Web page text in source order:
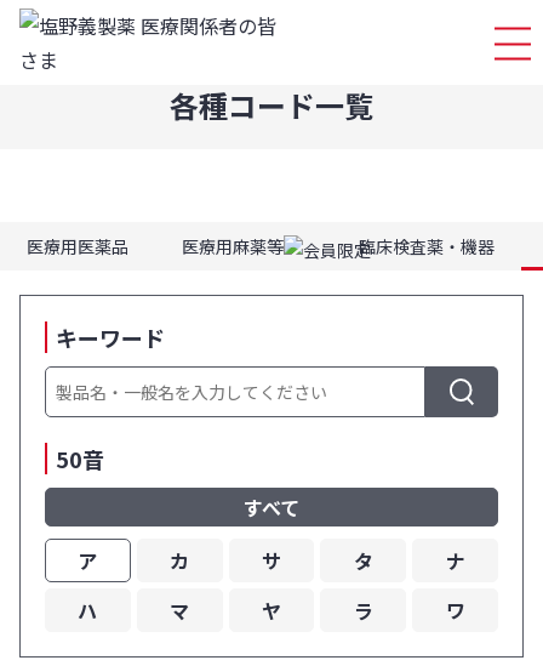
ログ
各種コード一覧
医療用医薬品 医療用麻薬等 臨床検査薬・機器
キーワード
検
索
50音
すべて
ア
カ サ タ
ナ
ハ
マ ヤ ラ ワ